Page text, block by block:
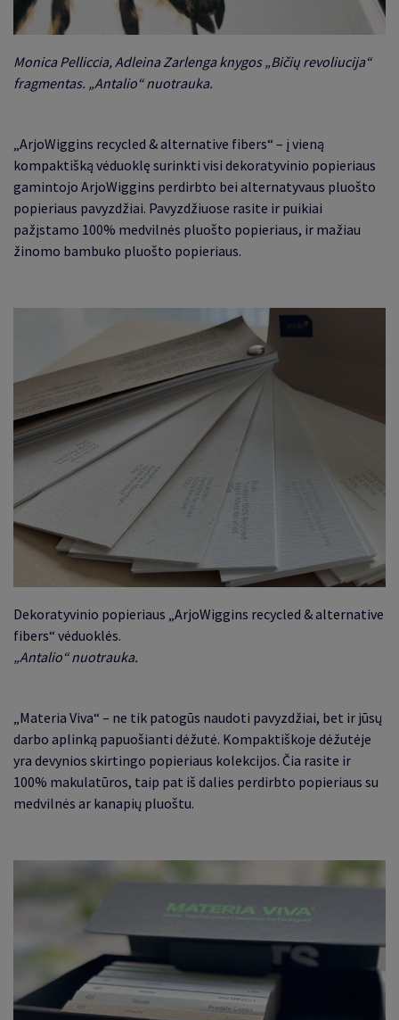
Monica Pelliccia, Adleina Zarlenga knygos „Bičių revoliucija“
fragmentas. „Antalio“ nuotrauka.
ArjoWiggins recycled & alternative fibers“ – į vieną
kompaktišką vėduoklę surinkti visi dekoratyvinio popieriaus
gamintojo ArjoWiggins perdirbto bei alternatyvaus pluošto
popieriaus pavyzdžiai. Pavyzdžiuose rasite ir puikiai
pažįstamo 100% medvilnės pluošto popieriaus, ir mažiau
žinomo bambuko pluošto popieriaus.
Dekoratyvinio popieriaus „ArjoWiggins recycled & alternative
fibers“ vėduoklės.
„Antalio“ nuotrauka.
„Materia Viva“ – ne tik patogūs naudoti pavyzdžiai, bet ir jūsų
darbo aplinką papuošianti dėžutė. Kompaktiškoje dėžutėje
yra devynios skirtingo popieriaus kolekcijos. Čia rasite ir
100% makulatūros, taip pat iš dalies perdirbto popieriaus su
medvilnės ar kanapių pluoštu.